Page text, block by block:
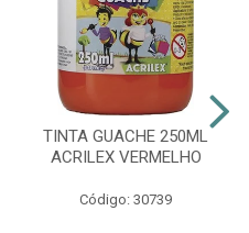
TINTA GUACHE 250ML
ACRILEX VERMELHO
Código: 30739